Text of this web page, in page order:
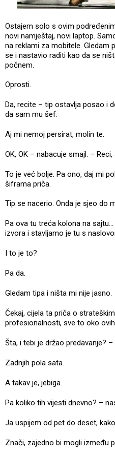
Ostajem solo s ovim
novi namještaj, novi laptop.
na reklami za mobitele. Gledam
se i nastavio raditi kao da se
počnem.
Oprosti.
Da, recite – tip ostavlja posao i
da sam mu šef.
Aj mi nemoj persirat, molin te.
OK, OK – nabacuje smajl. – Reci,
To je već bolje. Pa ono, daj mi
šiframa priča.
Tip se nacerio. Onda je sjeo do
Pa ova tu treća kolona na
izvora i stavljamo je tu s
I to je to?
Pa da.
Gledam tipa i ništa mi nije jasno.
Čekaj, cijela ta priča o
profesionalnosti, sve to oko
Šta, i tebi je držao predavanje? –
Zadnjih pola sata.
A takav je, jebiga.
Pa koliko tih vijesti dnevno? –
Ja uspijem od pet do deset,
Znači, zajedno bi mogli između